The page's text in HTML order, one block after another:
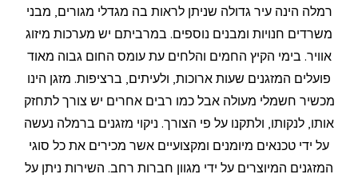
רמלה הינה עיר גדולה שניתן לראות בה מגדלי מגורים, מבני
משרדים חנויות ומבנים נוספים. במרביתם יש מערכות מיזוג
אוויר. בימי הקיץ החמים והלחים עת עומס החום גבוה מאוד
פועלים המזגנים שעות ארוכות, ולעיתים, ברציפות. מזגן הינו
מכשיר חשמלי מעולה אבל כמו רבים אחרים יש צורך לתחזק
אותו, לנקותו, ולתקנו על פי הצורך. ניקוי מזגנים ברמלה נעשה
על ידי טכנאים מיומנים ומקצועיים אשר מכירים את כל סוגי
המזגנים המיוצרים על ידי מגוון חברות רחב. השירות ניתן על